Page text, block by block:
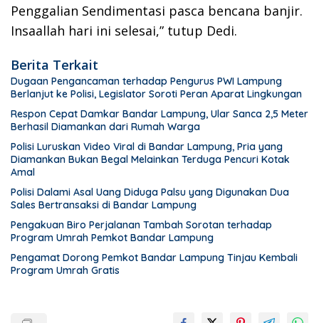
Penggalian Sendimentasi pasca bencana banjir.
Insaallah hari ini selesai,” tutup Dedi.
Berita Terkait
Dugaan Pengancaman terhadap Pengurus PWI Lampung
Berlanjut ke Polisi, Legislator Soroti Peran Aparat Lingkungan
Respon Cepat Damkar Bandar Lampung, Ular Sanca 2,5 Meter
Berhasil Diamankan dari Rumah Warga
Polisi Luruskan Video Viral di Bandar Lampung, Pria yang
Diamankan Bukan Begal Melainkan Terduga Pencuri Kotak
Amal
Polisi Dalami Asal Uang Diduga Palsu yang Digunakan Dua
Sales Bertransaksi di Bandar Lampung
Pengakuan Biro Perjalanan Tambah Sorotan terhadap
Program Umrah Pemkot Bandar Lampung
Pengamat Dorong Pemkot Bandar Lampung Tinjau Kembali
Program Umrah Gratis